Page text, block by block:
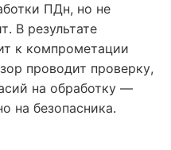
ПДн, но не
В результате
к компрометации
проводит проверку,
на обработку —
на безопасника.